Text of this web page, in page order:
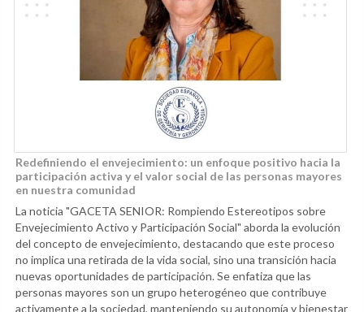
Redefiniendo el envejecimiento: un enfoque positivo hacia la
participación activa y el valor social de las personas mayores
en nuestra comunidad
La noticia "GACETA SENIOR: Rompiendo Estereotipos sobre
Envejecimiento Activo y Participación Social" aborda la evolución
del concepto de envejecimiento, destacando que este proceso
no implica una retirada de la vida social, sino una transición hacia
nuevas oportunidades de participación. Se enfatiza que las
personas mayores son un grupo heterogéneo que contribuye
activamente a la sociedad, manteniendo su autonomía y bienestar